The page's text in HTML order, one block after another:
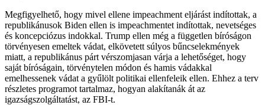
Megfigyelhető, hogy mivel ellene impeachment eljárást indítottak, a
republikánusok Biden ellen is impeachmentet indítottak, nevetséges
és koncepciózus indokkal. Trump ellen még a független bíróságon
törvényesen emeltek vádat, elkövetett súlyos bűncselekmények
miatt, a republikánus párt vérszomjasan várja a lehetőséget, hogy
saját bíróságain, törvénytelen módon és hamis vádakkal
emelhessenek vádat a gyűlölt politikai ellenfeleik ellen. Ehhez a terv
részletes programot tartalmaz, hogyan alakítanák át az
igazságszolgáltatást, az FBI-t.